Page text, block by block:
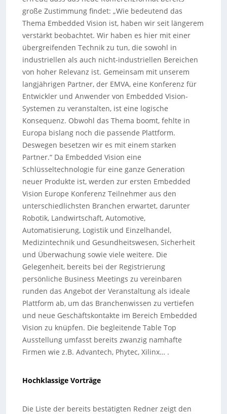
große Zustimmung findet: „Wie bedeutend das
Thema Embedded Vision ist, haben wir seit längerem
verstärkt beobachtet. Wir haben es hier mit einer
übergreifenden Technik zu tun, die sowohl in
industriellen als auch nicht-industriellen Bereichen
von hoher Relevanz ist. Gemeinsam mit unserem
langjährigen Partner, der EMVA, eine Konferenz für
Entwickler und Anwender von Embedded Vision-
Systemen zu veranstalten, ist eine logische
Konsequenz. Obwohl das Thema boomt, fehlte in
Europa bislang noch die passende Plattform.
Deswegen besetzen wir es mit einem starken
Partner.“ Da Embedded Vision eine
Schlüsseltechnologie für eine ganze Generation
neuer Produkte ist, werden zur ersten Embedded
Vision Europe Konferenz Teilnehmer aus den
unterschiedlichsten Branchen erwartet, darunter
Robotik, Landwirtschaft, Automotive,
Automatisierung, Logistik und Einzelhandel,
Medizintechnik und Gesundheitswesen, Sicherheit
und Überwachung sowie viele weitere. Die
Gelegenheit, bereits bei der Registrierung
persönliche Business Meetings zu vereinbaren
runden das Angebot der Veranstaltung als ideale
Plattform ab, um das Branchenwissen zu vertiefen
und neue Geschäftskontakte im Bereich Embedded
Vision zu knüpfen. Die begleitende Table Top
Ausstellung umfasst bereits zwanzig namhafte
Firmen wie z.B. Advantech, Phytec, Xilinx… .
Hochklassige Vorträge
Die Liste der bereits bestätigten Redner zeigt den